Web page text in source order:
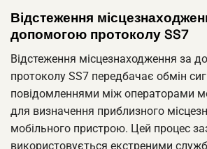
Відстеження
допомогою протоколу SS7
Відстеження місцезнаходження за
протоколу SS7 передбачає обмін
повідомленнями між операторами
для визначення приблизного
мобільного пристрою. Цей процес
використовується екстреними